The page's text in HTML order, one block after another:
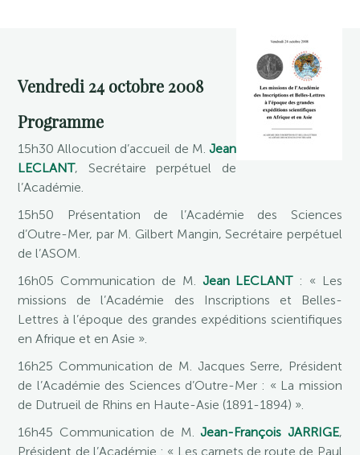
Vendredi 24 octobre 2008
Programme
15h30 Allocution d’accueil de M. Jean
LECLANT, Secrétaire perpétuel de
l’Académie.
15h50 Présentation de l’Académie des Sciences
d’Outre-Mer, par M. Gilbert Mangin, Secrétaire perpétuel
de l’ASOM.
16h05 Communication de M. Jean LECLANT: « Les
missions de l’Académie des Inscriptions et Belles-
Lettres à l’époque des grandes expéditions scientifiques
en Afrique et en Asie ».
16h25 Communication de M. Jacques Serre, Président
de l’Académie des Sciences d’Outre-Mer : « La mission
de Dutrueil de Rhins en Haute-Asie (1891-1894) ».
16h45 Communication de M.Jean-François JARRIGE,
Président de l’Académie : « Les carnets de route de Paul